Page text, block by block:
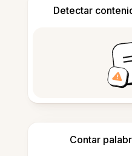
Detectar
Contar